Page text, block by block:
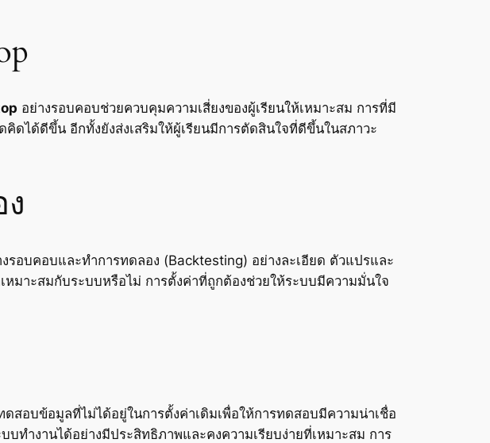
อย่างรอบคอบช่วยควบคุมความเสี่ยงของผู้เรียนให้เหมาะสม การที่มี
ดได้ดีขึ้น อีกทั้งยังส่งเสริมให้ผู้เรียนมีการตัดสินใจที่ดีขึ้นในสภาวะ
อบคอบและทำการทดลอง (Backtesting) อย่างละเอียด ตัวแปรและ
หมาะสมกับระบบหรือไม่ การตั้งค่าที่ถูกต้องช่วยให้ระบบมีความมั่นใจ
ดสอบข้อมูลที่ไม่ได้อยู่ในการตั้งค่าเดิมเพื่อให้การทดสอบมีความน่าเชื่อ
ทำงานได้อย่างมีประสิทธิภาพและคงความเรียบง่ายที่เหมาะสม การ